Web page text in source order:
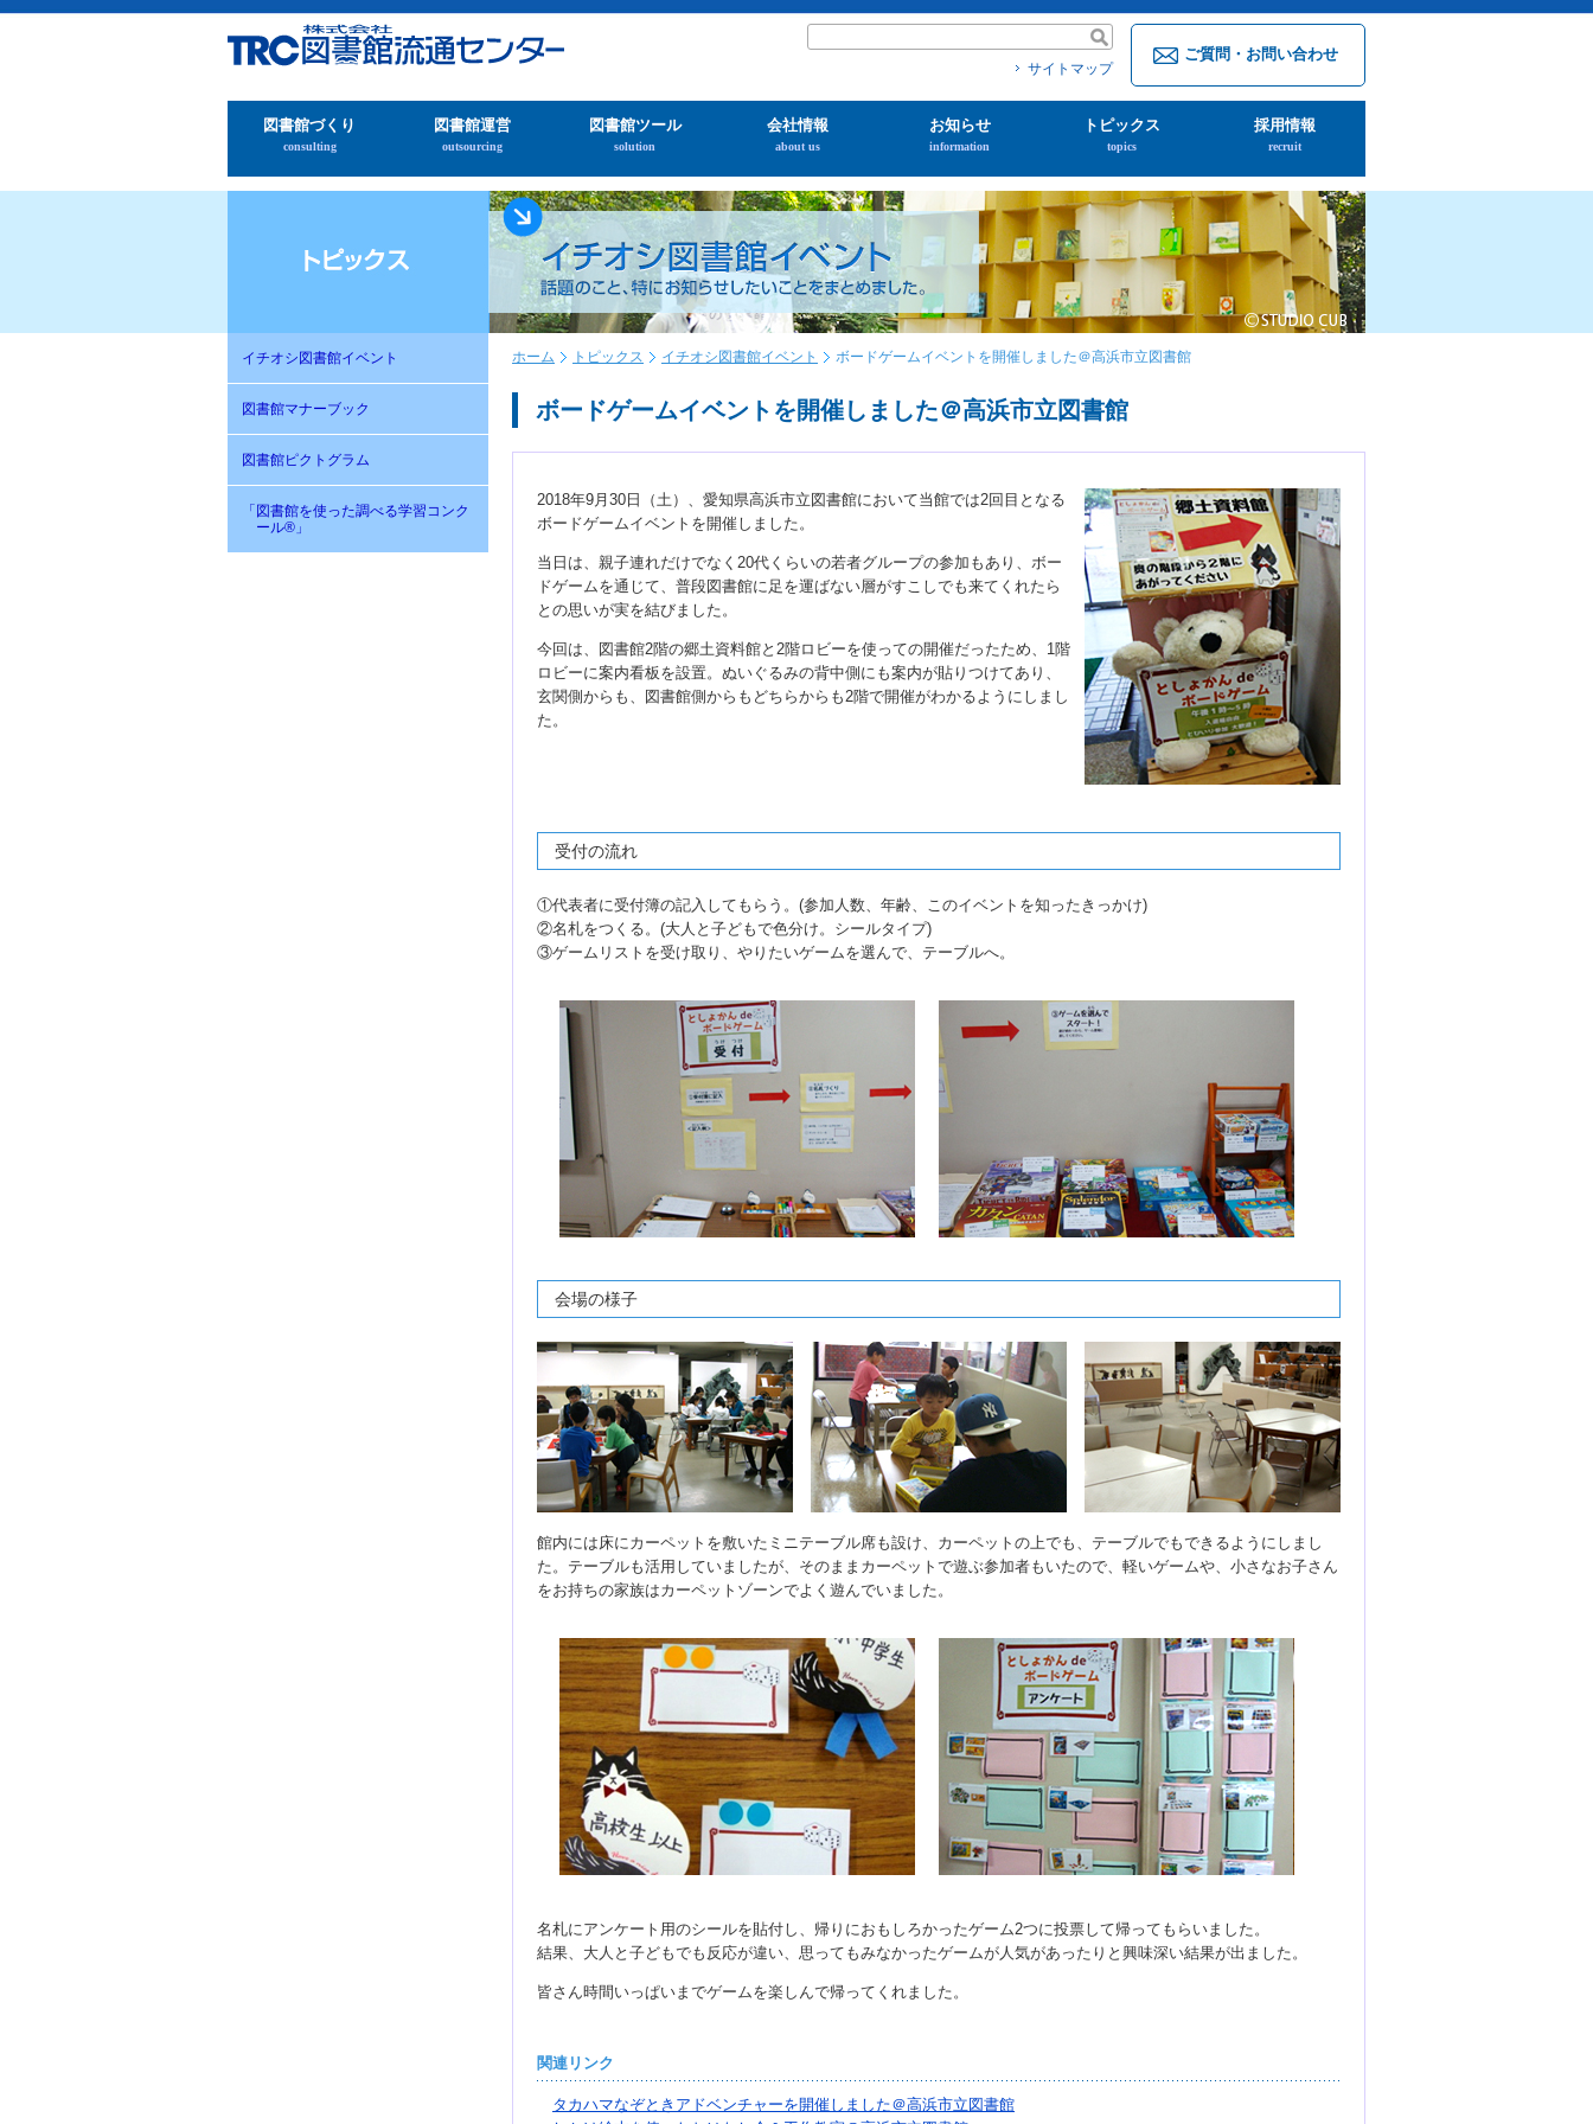
ご質問・お問い合わせ
サイトマップ
図書館づくり
consulting
図書館運営
outsourcing
図書館ツール
solution
会社情報
about us
お知らせ
information
トピックス
topics
採用情報
recruit
イチオシ図書館イベント
図書館マナーブック
図書館ピクトグラム
「図書館を使った調べる学習コンク
ール®」
ホーム トピックス イチオシ図書館イベント ボードゲームイベントを開催しました＠高浜市立図書館
ボードゲームイベントを開催しました＠高浜市立図書館
2018年9月30日（土）、愛知県高浜市立図書館において当館では2回目となる
ボードゲームイベントを開催しました。
当日は、親子連れだけでなく20代くらいの若者グループの参加もあり、ボー
ドゲームを通じて、普段図書館に足を運ばない層がすこしでも来てくれたら
との思いが実を結びました。
今回は、図書館2階の郷土資料館と2階ロビーを使っての開催だったため、1階
ロビーに案内看板を設置。ぬいぐるみの背中側にも案内が貼りつけてあり、
玄関側からも、図書館側からもどちらからも2階で開催がわかるようにしまし
た。
受付の流れ
①代表者に受付簿の記入してもらう。(参加人数、年齢、このイベントを知ったきっかけ)
②名札をつくる。(大人と子どもで色分け。シールタイプ)
③ゲームリストを受け取り、やりたいゲームを選んで、テーブルへ。
会場の様子
館内には床にカーペットを敷いたミニテーブル席も設け、カーペットの上でも、テーブルでもできるようにしまし
た。テーブルも活用していましたが、そのままカーペットで遊ぶ参加者もいたので、軽いゲームや、小さなお子さん
をお持ちの家族はカーペットゾーンでよく遊んでいました。
名札にアンケート用のシールを貼付し、帰りにおもしろかったゲーム2つに投票して帰ってもらいました。
結果、大人と子どもでも反応が違い、思ってもみなかったゲームが人気があったりと興味深い結果が出ました。
皆さん時間いっぱいまでゲームを楽しんで帰ってくれました。
関連リンク
タカハマなぞときアドベンチャーを開催しました＠高浜市立図書館